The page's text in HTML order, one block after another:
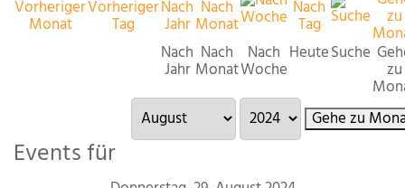
Nach
Jahr
Nach
Monat
Nach
Woche
HeuteSuche
zu
Gehe zu
Events für